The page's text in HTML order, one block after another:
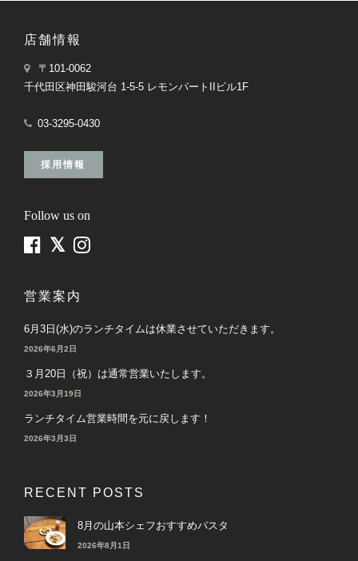
店舗情報
〒101-0062
千代田区神田駿河台 1-5-5 レモンパートIIビル1F
03-3295-0430
採用情報
Follow us on
営業案内
6月3日(水)のランチタイムは休業させていただきます。
2026年6月2日
３月20日（祝）は通常営業いたします。
2026年3月19日
ランチタイム営業時間を元に戻します！
2026年3月3日
RECENT POSTS
8月の山本シェフおすすめパスタ
2026年8月1日